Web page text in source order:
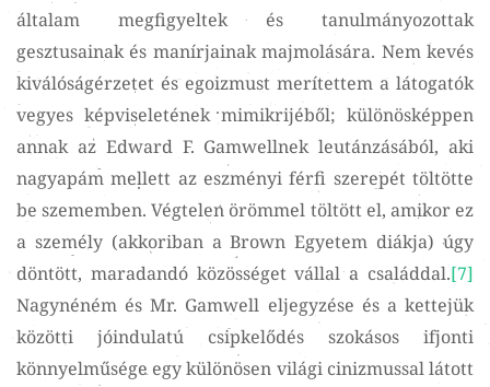
általam megfigyeltek és tanulmányozottak
gesztusainak és manírjainak majmolására. Nem kevés
kiválóságérzetet és egoizmust merítettem a látogatók
vegyes képviseletének mimikrijéből; különösképpen
annak az Edward F. Gamwellnek leutánzásából, aki
nagyapám mellett az eszményi férfi szerepét töltötte
be szememben. Végtelen örömmel töltött el, amikor ez
a személy (akkoriban a Brown Egyetem diákja) úgy
döntött, maradandó közösséget vállal a családdal.[7]
Nagynéném és Mr. Gamwell eljegyzése és a kettejük
közötti jóindulatú csipkelődés szokásos ifjonti
könnyelműsége egy különösen világi cinizmussal látott